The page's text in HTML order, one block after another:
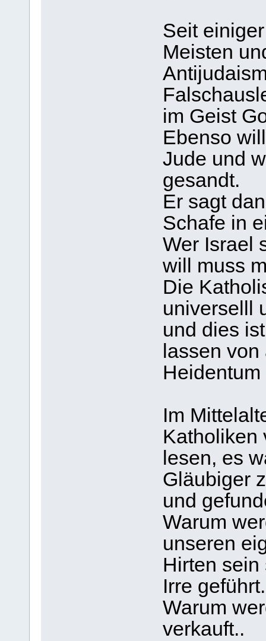
Seit
Meisten
im Geist
Ebenso
Jude und
gesandt.
Er sagt
Schafe in
Wer Israel
will muss
Die
universelll
und dies
lassen
Im
Katholiken
lesen, es
Gläubiger
und
Warum
unseren
Hirten
Irre
Warum
verkauft..